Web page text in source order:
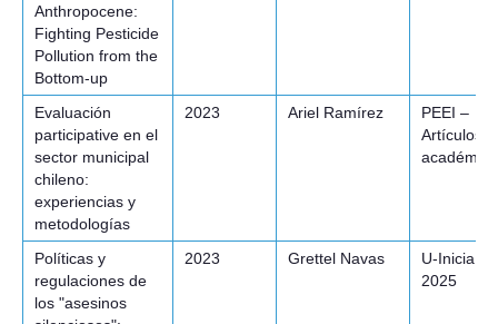
Anthropocene:
Fighting Pesticide
Pollution from the
Bottom-up
Evaluación
participative en el
sector municipal
chileno:
experiencias y
metodologías
2023 Ariel Ramírez
PEEI –
Artículos
Políticas y
regulaciones de
los "asesinos
2023 Grettel Navas
U-Inicia
2025